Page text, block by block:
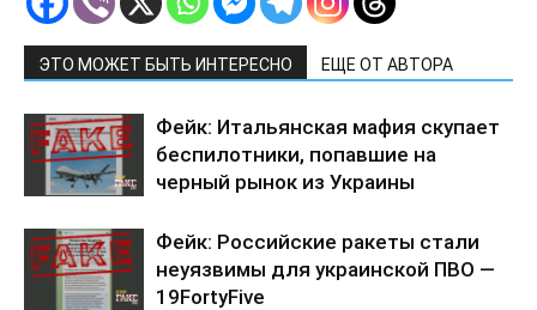
ЭТО МОЖЕТ БЫТЬ ИНТЕРЕСНО ЕЩЕ ОТ АВТОРА
Фейк: Итальянская мафия скупает
беспилотники, попавшие на
черный рынок из Украины
Фейк: Российские ракеты стали
неуязвимы для украинской ПВО —
19FortyFive